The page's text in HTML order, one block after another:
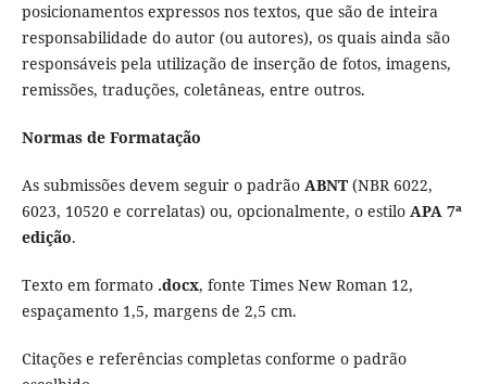
posicionamentos expressos nos textos, que são de inteira
responsabilidade do autor (ou autores), os quais ainda são
responsáveis pela utilização de inserção de fotos, imagens,
remissões, traduções, coletâneas, entre outros.
Normas de Formatação
As submissões devem seguir o padrão ABNT(NBR 6022,
6023, 10520 e correlatas) ou, opcionalmente, o estilo APA 7ª
edição.
Texto em formato .docx, fonte Times New Roman 12,
espaçamento 1,5, margens de 2,5 cm.
Citações e referências completas conforme o padrão